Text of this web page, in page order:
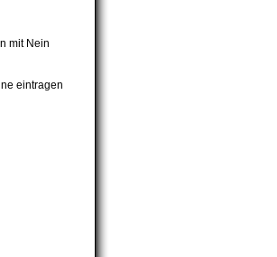
mit Nein
eintragen